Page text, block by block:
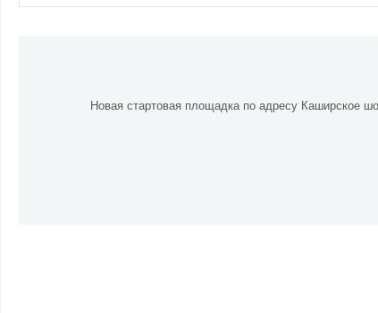
Новая стартовая площадка по адресу Каширское